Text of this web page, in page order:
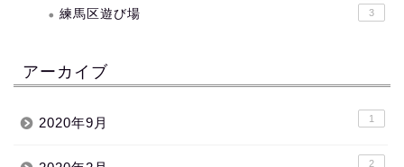
練馬区遊び場 3
アーカイブ
2020年9月 1
2